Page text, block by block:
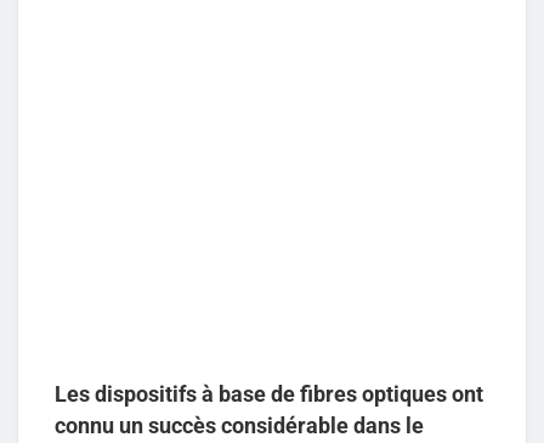
Les dispositifs à base de fibres optiques ont
connu un succès considérable dans le